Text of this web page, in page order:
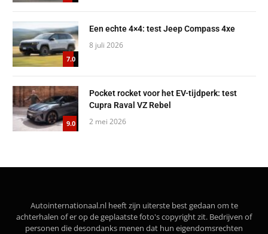
7.0
Een echte 4×4: test Jeep Compass 4xe
8 juli 2026
9.0
Pocket rocket voor het EV-tijdperk: test
Cupra Raval VZ Rebel
2 mei 2026
Autointernationaal.nl heeft zijn uiterste best gedaan om te
achterhalen of er op de geplaatste foto's copyright zit. Bedrijven of
personen die desondanks menen dat hun eigendomsrechten